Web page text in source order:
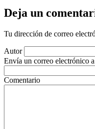
Deja un
Tu dirección de correo
Autor
Envía un correo electrónico a
Comentario